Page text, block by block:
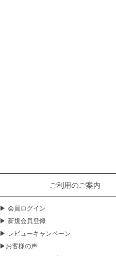
ご利用のご案内
▶ 会員ログイン
▶ 新規会員登録
▶ レビューキャンペーン
▶お客様の声